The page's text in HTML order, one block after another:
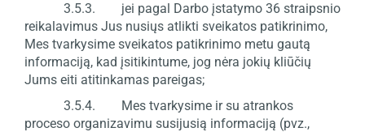
3.5.3. jei pagal Darbo įstatymo 36 straipsnio
reikalavimus Jus nusiųs atlikti sveikatos patikrinimo,
Mes tvarkysime sveikatos patikrinimo metu gautą
informaciją, kad įsitikintume, jog nėra jokių kliūčių
Jums eiti atitinkamas pareigas;
3.5.4. Mes tvarkysime ir su atrankos
proceso organizavimu susijusią informaciją (pvz.,